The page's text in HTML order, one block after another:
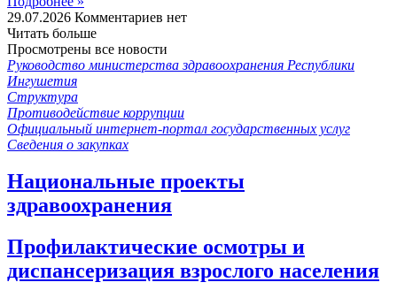
29.07.2026 Комментариев нет
Читать больше
Просмотрены все новости
Руководство министерства здравоохранения Республики
Ингушетия
Структура
Противодействие коррупции
Официальный интернет-портал государственных услуг
Сведения о закупках
Национальные проекты
здравоохранения
Профилактические осмотры и
диспансеризация взрослого населения